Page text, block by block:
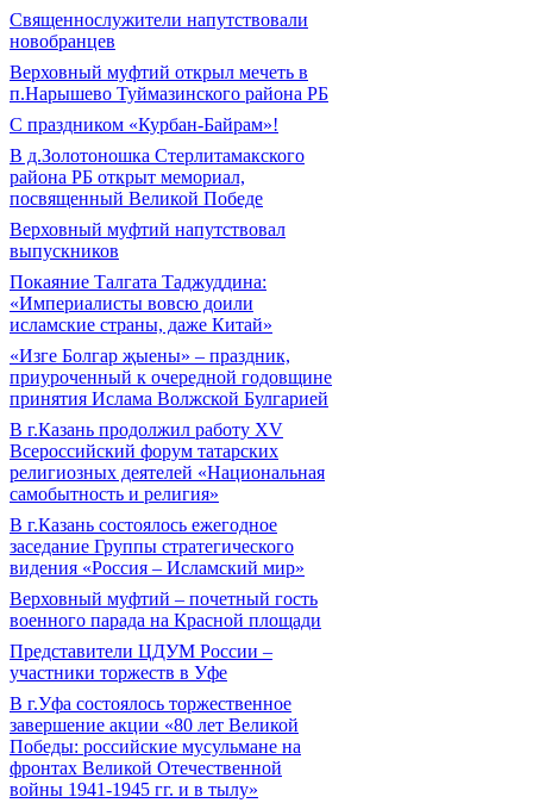
Священнослужители напутствовали
новобранцев
Верховный муфтий открыл мечеть в
п.Нарышево Туймазинского района РБ
С праздником «Курбан-Байрам»!
В д.Золотоношка Стерлитамакского
района РБ открыт мемориал,
посвященный Великой Победе
Верховный муфтий напутствовал
выпускников
Покаяние Талгата Таджуддина:
«Империалисты вовсю доили
исламские страны, даже Китай»
«Изге Болгар җыены» – праздник,
приуроченный к очередной годовщине
принятия Ислама Волжской Булгарией
В г.Казань продолжил работу XV
Всероссийский форум татарских
религиозных деятелей «Национальная
самобытность и религия»
В г.Казань состоялось ежегодное
заседание Группы стратегического
видения «Россия – Исламский мир»
Верховный муфтий – почетный гость
военного парада на Красной площади
Представители ЦДУМ России –
участники торжеств в Уфе
В г.Уфа состоялось торжественное
завершение акции «80 лет Великой
Победы: российские мусульмане на
фронтах Великой Отечественной
войны 1941-1945 гг. и в тылу»